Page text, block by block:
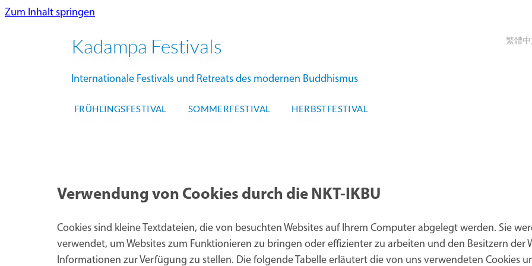
Zum Inhalt springen
Kadampa Festivals
Internationale Festivals und Retreats des modernen Buddhismus
繁體
FRÜHLINGSFESTIVAL SOMMERFESTIVAL HERBSTFESTIVAL
Verwendung von Cookies durch die NKT-IKBU
Cookies sind kleine Textdateien, die von besuchten Websites auf Ihrem Computer abgelegt werden. Sie
verwendet, um Websites zum Funktionieren zu bringen oder effizienter zu arbeiten und den Besitzern der
Informationen zur Verfügung zu stellen. Die folgende Tabelle erläutert die von uns verwendeten Cookies